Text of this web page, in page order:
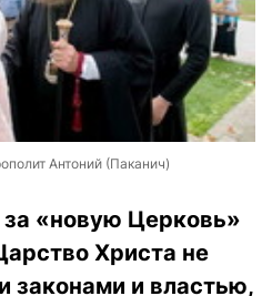
Антоний (Паканич)
«новую Церковь»
Христа не
законами и властью,